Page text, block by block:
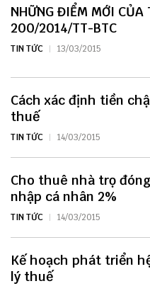
NHỮNG ĐIỂM MỚI CỦA
200/2014/TT-BTC
TIN TỨC 13/03/2015
Cách xác định tiền
thuế
TIN TỨC 14/03/2015
Cho thuê nhà trọ
nhập cá nhân 2%
TIN TỨC 14/03/2015
Kế hoạch phát triển
lý thuế